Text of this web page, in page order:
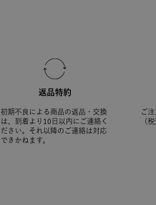
返品特約
初期不良による商品の返品・交換
は、到着より10日以内にご連絡く
ださい。それ以降のご連絡は対応
できかねます。
ご
（